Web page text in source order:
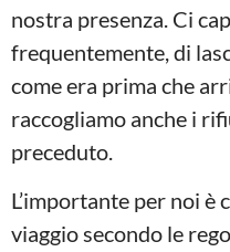
nostra presenza. Ci
frequentemente, di
come era prima che
raccogliamo anche i
preceduto.
L’importante per noi
viaggio secondo le